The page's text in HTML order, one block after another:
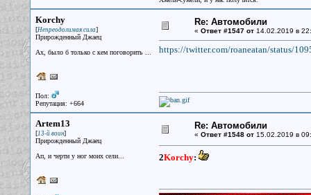
Korchy
[Непреодолимая сила]
Прирожденный Джаец
Ах, было б только с кем поговорить ...
Пол:
Репутация: +664
Re: Автомобили
« Ответ #1547 от14.02.2019 в
https://twitter.com/roaneatan/status/
Artem13
[13-й воин]
Прирожденный Джаец
Ап, и черти у ног моих сели...
Re: Автомобили
« Ответ #1548 от15.02.2019 в
2Korchy: